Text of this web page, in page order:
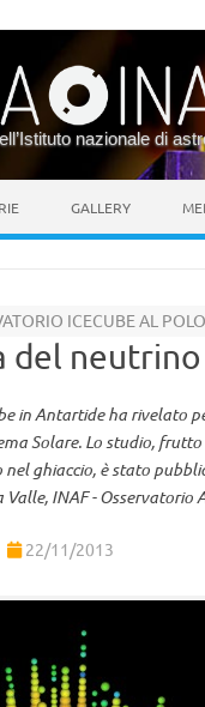
nazionale di
GALLERY
ICECUBE AL
del
in Antartide ha
Solare. Lo studio,
ghiaccio, è stato
Valle, INAF -
22/11/2013